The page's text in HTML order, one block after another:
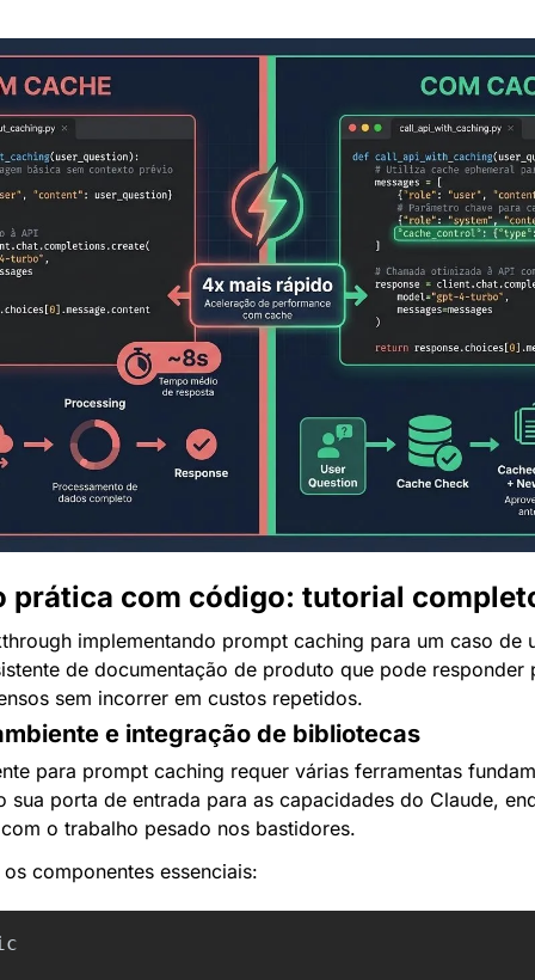
prática com código: tutorial
implementando prompt caching para um caso de
de documentação de produto que pode responder
sem incorrer em custos repetidos.
e integração de bibliotecas
para prompt caching requer várias ferramentas
sua porta de entrada para as capacidades do Claude,
o trabalho pesado nos bastidores.
componentes essenciais: